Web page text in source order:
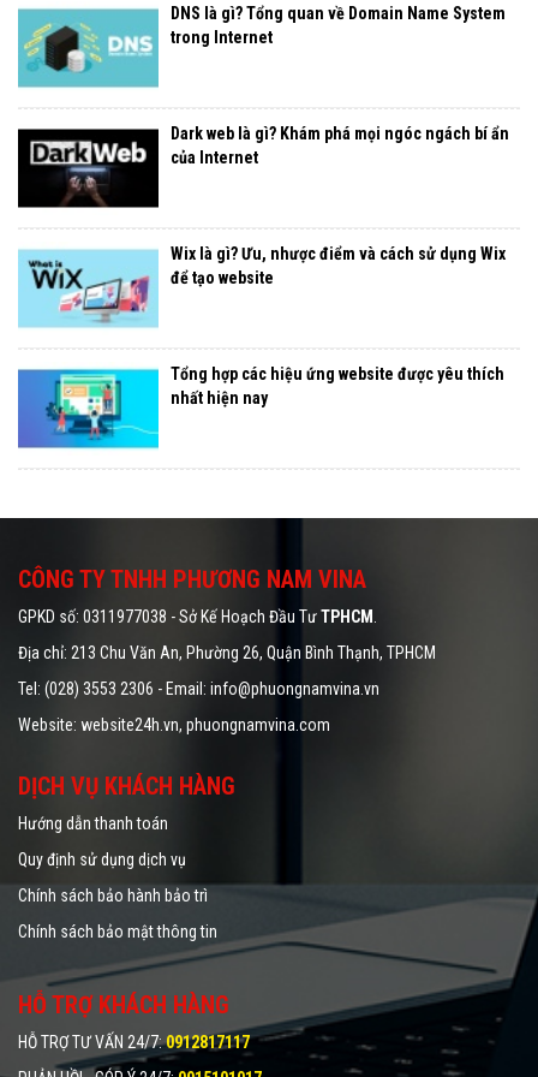
DNS là gì? Tổng quan về Domain Name System
trong Internet
Dark web là gì? Khám phá mọi ngóc ngách bí ẩn
của Internet
Wix là gì? Ưu, nhược điểm và cách sử dụng Wix
để tạo website
Tổng hợp các hiệu ứng website được yêu thích
nhất hiện nay
CÔNG TY TNHH PHƯƠNG NAM VINA
GPKD số: 0311977038 - Sở Kế Hoạch Đầu TưTPHCM
Địa chỉ: 213 Chu Văn An, Phường 26, Quận Bình Thạnh, TPHCM
Tel: (028) 3553 2306 - Email: info@phuongnamvina.vn
Website: website24h.vn, phuongnamvina.com
DỊCH VỤ KHÁCH HÀNG
Hướng dẫn thanh toán
Quy định sử dụng dịch vụ
Chính sách bảo hành bảo trì
Chính sách bảo mật thông tin
HỖ TRỢ KHÁCH HÀNG
HỖ TRỢ TƯ VẤN 24/7:0912817117